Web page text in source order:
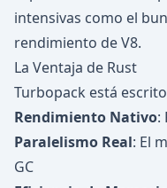
intensivas como el
rendimiento de V8.
La Ventaja de Rust
Turbopack está
Rendimiento Nativo:
Paralelismo Real: El
GC